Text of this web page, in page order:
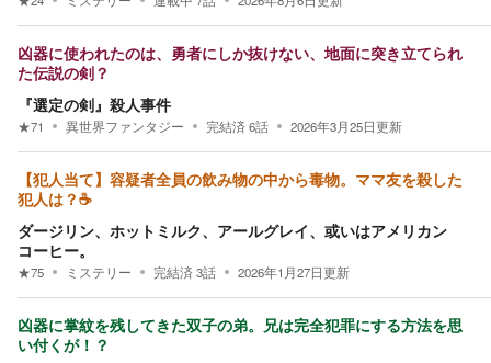
凶器に使われたのは、勇者にしか抜けない、地面に突き立てられ
た伝説の剣？
『選定の剣』殺人事件
★71 異世界ファンタジー 完結済6話 2026年3月25日更新
【犯人当て】容疑者全員の飲み物の中から毒物。ママ友を殺した
犯人は？☕
ダージリン、ホットミルク、アールグレイ、或いはアメリカン
コーヒー。
★75 ミステリー 完結済3話 2026年1月27日更新
凶器に掌紋を残してきた双子の弟。兄は完全犯罪にする方法を思
い付くが！？